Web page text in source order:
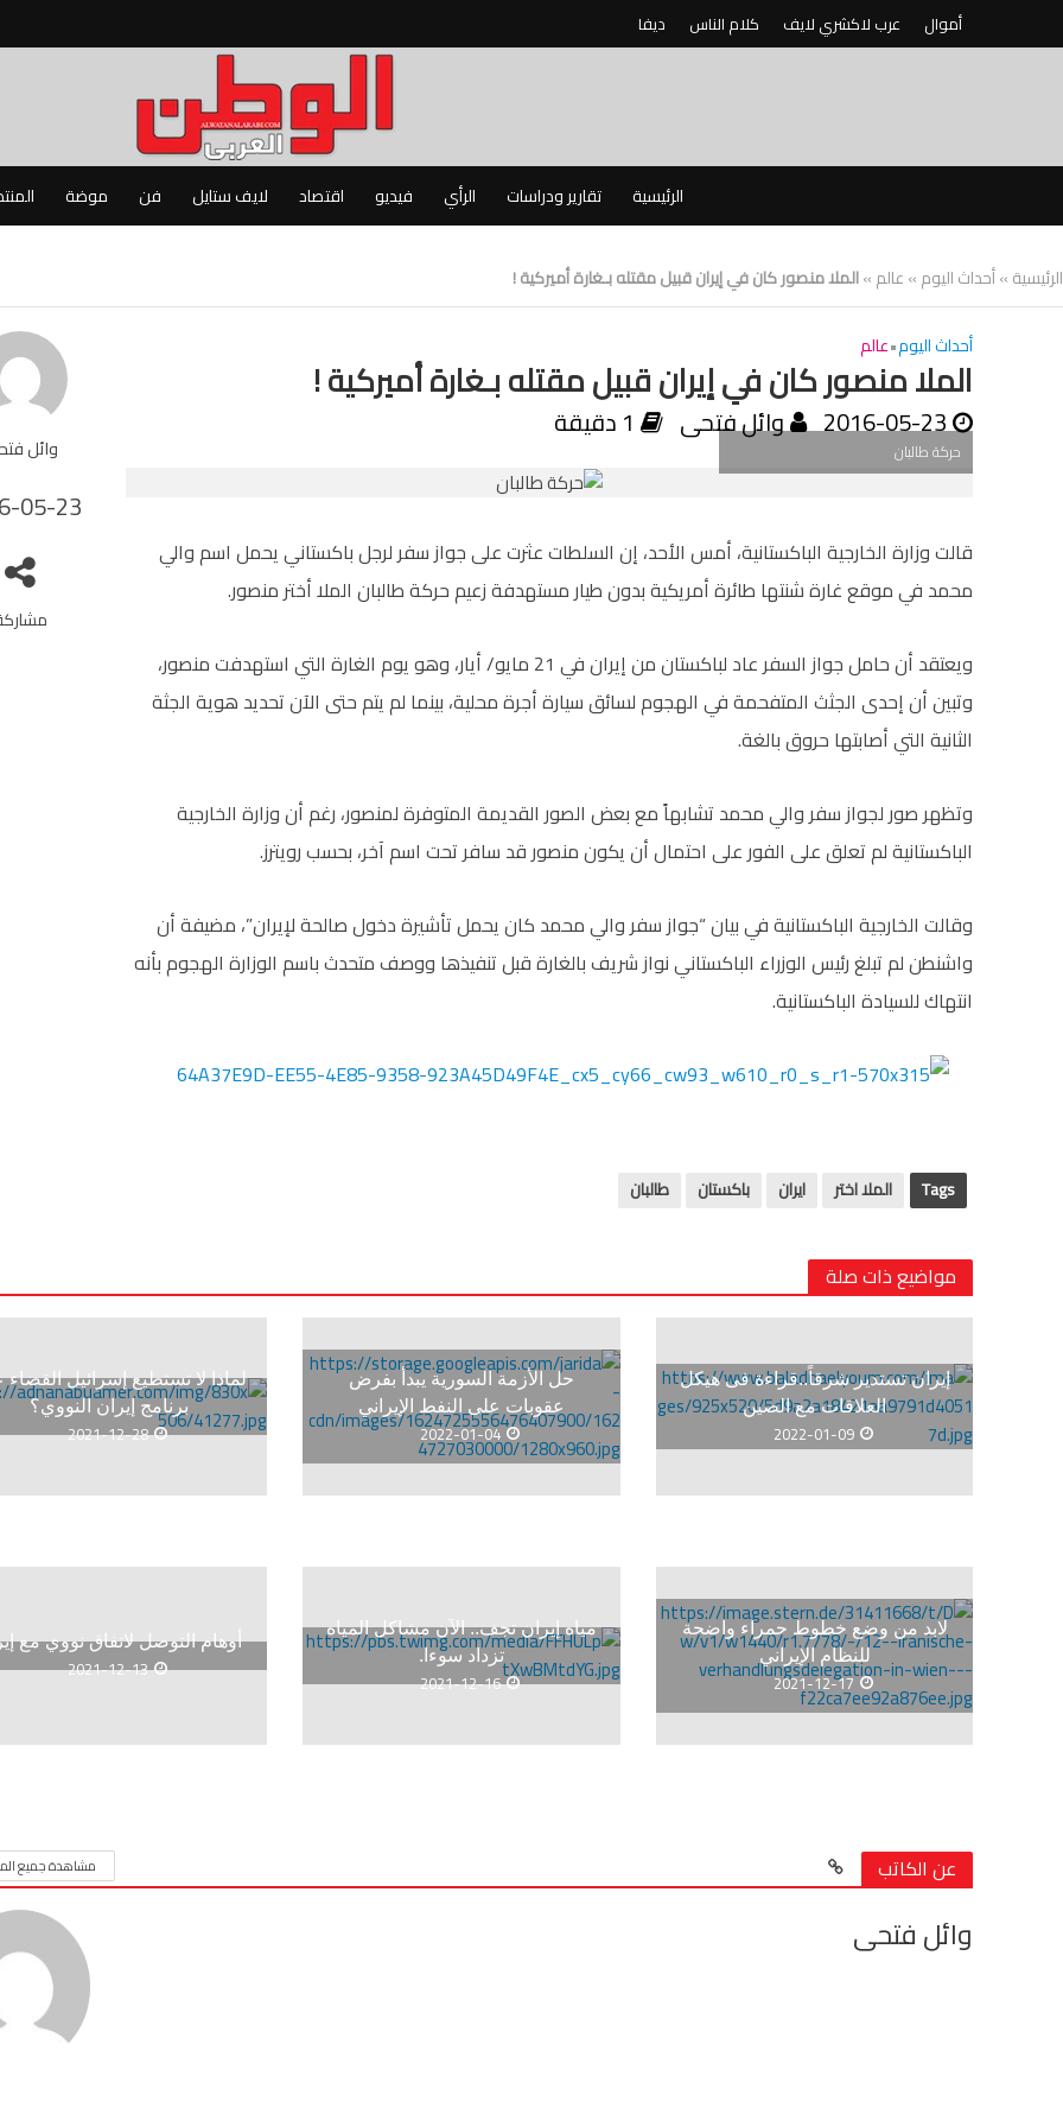
أموال عرب لاكشري لايف كلام الناس ديفا
الرئيسية تقارير ودراسات الرأي فيديو اقتصاد لايف ستايل فن موضة
الرئيسية»أحداث اليوم»عالم»الملا منصور كان في إيران قبيل مقتله بـغارة أميركية !
وائل
05-23
أحداث اليوم•عالم
الملا منصور كان في إيران قبيل مقتله بـغارة أميركية !
2016-05-23 وائل فتحى 1 دقيقة
حركة طالبان
قالت وزارة الخارجية الباكستانية، أمس الأحد، إن السلطات عثرت على جواز سفر لرجل باكستاني يحمل اسم والي
محمد في موقع غارة شنتها طائرة أمريكية بدون طيار مستهدفة زعيم حركة طالبان الملا أختر منصور.
ويعتقد أن حامل جواز السفر عاد لباكستان من إيران في 21 مايو/ أيار، وهو يوم الغارة التي استهدفت منصور،
وتبين أن إحدى الجثث المتفحمة في الهجوم لسائق سيارة أجرة محلية، بينما لم يتم حتى الآن تحديد هوية الجثة
الثانية التي أصابتها حروق بالغة.
وتظهر صور لجواز سفر والي محمد تشابهاً مع بعض الصور القديمة المتوفرة لمنصور، رغم أن وزارة الخارجية
الباكستانية لم تعلق على الفور على احتمال أن يكون منصور قد سافر تحت اسم آخر، بحسب رويترز.
وقالت الخارجية الباكستانية في بيان “جواز سفر والي محمد كان يحمل تأشيرة دخول صالحة لإيران”، مضيفة أن
واشنطن لم تبلغ رئيس الوزراء الباكستاني نواز شريف بالغارة قبل تنفيذها ووصف متحدث باسم الوزارة الهجوم بأنه
انتهاك للسيادة الباكستانية.
Tags الملا اختر ايران باكستان طالبان
مواضيع ذات صلة
إيران تستدير شرقاً..قراءة فى هيكل
العلاقات مع الصين
2022-01-09
حل الأزمة السورية يبدأ بفرض
عقوبات على النفط الإيراني
2022-01-04
لماذا لا تستطيع إسرائيل
برنامج إيران النووي؟
2021-12-28
لابد من وضع خطوط حمراء واضحة
للنظام الإيراني
2021-12-17
مياه إيران تجف.. الآن مشاكل المياه
تزداد سوءا.
2021-12-16
أوهام التوصل لاتفاق نووي مع
2021-12-13
عن الكاتب مشاهدة جميع
وائل فتحى